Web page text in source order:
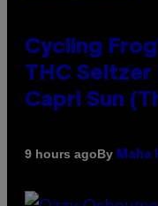
Cycling
THC Seltzer
Capri Sun
9 hours agoBy Maha